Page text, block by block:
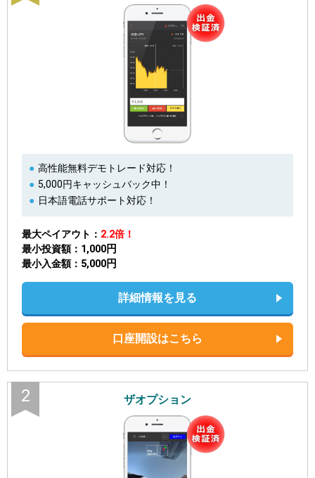
高性能無料デモトレード対応！
5,000円キャッシュバック中！
日本語電話サポート対応！
最大ペイアウト
2.2倍！
最小投資額
1,000円
最小入金額 5,000円
詳細情報を見る
口座開設はこちら
2 ザオプション